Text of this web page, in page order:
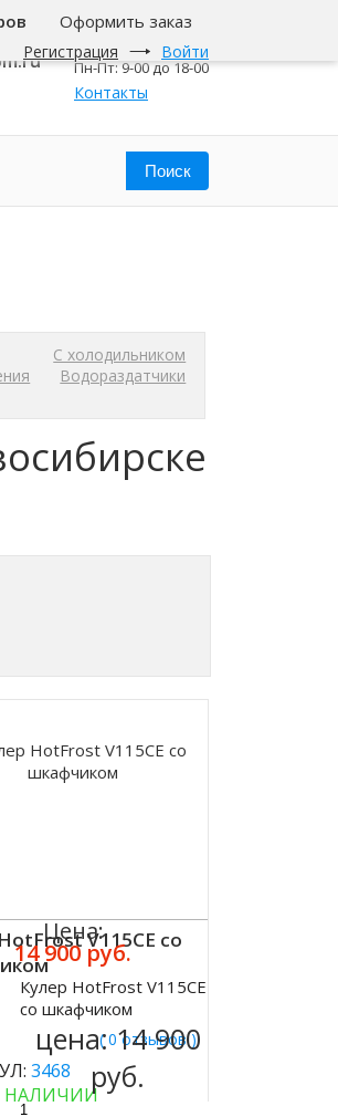
Регистрация Войти
Оформить заказ
1 Новосибирск
Пн-Пт: 9-00 до 18-00
Контакты
С холодильником
Водораздатчики
V115CE со
( 0 отзывов )
3468
НАЛИЧИИ
Цена:
14 900 руб.
Кулер HotFrost V115CE
со шкафчиком
цена:14 900
руб.